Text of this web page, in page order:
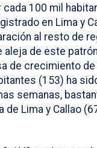
100 mil
en Lima y
al resto de
aleja de este
de crecimiento
(153) ha
semanas,
de Lima y Callao